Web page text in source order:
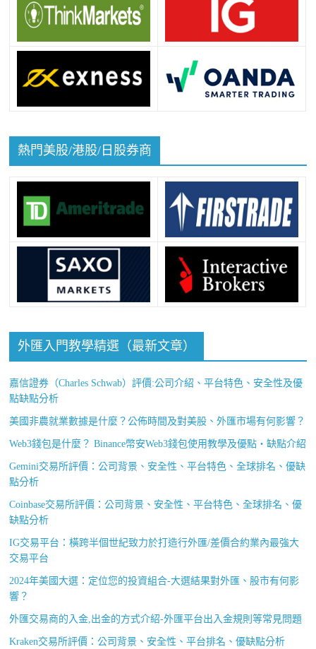
熱門美股/港股/日股券商
外匯入門教學精選（最新文章）
嘉信證券（Charles Schwab）評價:公司介紹、平台特色、安全性及優
點缺點分析
美國非農就業數據是什麼？公佈時間及對美股、外匯市場有何影響？
Web3錢包是什麼？ Binance幣安Web3錢包使用教學及優點・缺點介紹
Gemini交易所評價：公司背景、安全性、平台特色、全球排名、優缺
點分析
Coinbase交易所評價：公司背景、安全性、平台特色、全球排名、優
缺點分析
IG交易平台：橫跨半個世紀致力於打造行外匯/差價合約業內最強大
交易平台
2024年美國大選：定位您的投資組合-大選結果對外匯、股市有何影
響？
外匯交易商的入金,出金的方式介紹-外匯平台出入金規則等常見問題
Kraken交易所評價：公司背景、安全性、平台排名、優缺點分析